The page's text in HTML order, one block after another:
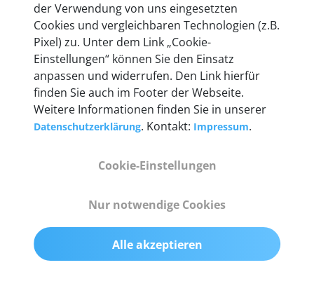
Technische Details &
Lieferumfang
55 mm x 25 mm x 12 mm
200 g
der Verwendung von uns eingesetzten
Cookies und vergleichbaren Technologien (z.B.
Pixel) zu. Unter dem Link „Cookie-
Einstellungen“ können Sie den Einsatz
anpassen und widerrufen. Den Link hierfür
finden Sie auch im Footer der Webseite.
Weitere Informationen finden Sie in unserer
Datenschutzerklärung. Kontakt: Impressum.
Cookie-Einstellungen
Nur notwendige Cookies
Alle akzeptieren